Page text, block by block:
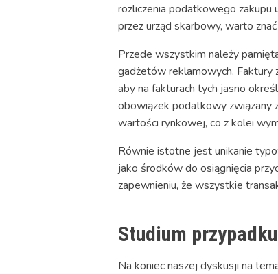
rozliczenia podatkowego zakupu
przez urząd skarbowy, warto
Przede wszystkim należy
gadżetów reklamowych. Faktury
aby na fakturach tych jasno
obowiązek podatkowy związany
wartości rynkowej, co z kolei
Równie istotne jest unikanie
jako środków do osiągnięcia
zapewnieniu, że wszystkie
Studium
Na koniec naszej dyskusji na